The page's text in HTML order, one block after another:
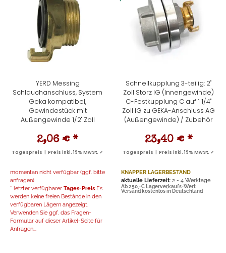
YERD Messing
Schlauchanschluss, System
Geka kompatibel,
Gewindestück mit
Außengewinde 1/2" Zoll
2,06 € *
Tagespreis | Preis inkl. 19% MwSt. ✓
momentan nicht verfügbar (ggf. bitte
anfragen)
* letzter verfügbarer Tages-Preis Es
werden keine freien Bestände in den
verfügbaren Lägern angezeigt.
Verwenden Sie ggf. das Fragen-
Formular auf dieser Artikel-Seite für
Anfragen...
Schnellkupplung 3-teilig: 2"
Zoll Storz IG (Innengewinde)
C-Festkupplung C auf 1 1/4"
Zoll IG zu GEKA-Anschluss AG
(Außengewinde) / Zubehör
23,40 € *
Tagespreis | Preis inkl. 19% MwSt. ✓
KNAPPER LAGERBESTAND
aktuelle Lieferzeit: 2 - 4 Werktage
Ab 250,-€ Lagerverkaufs-Wert
Versand kostenlos in Deutschland